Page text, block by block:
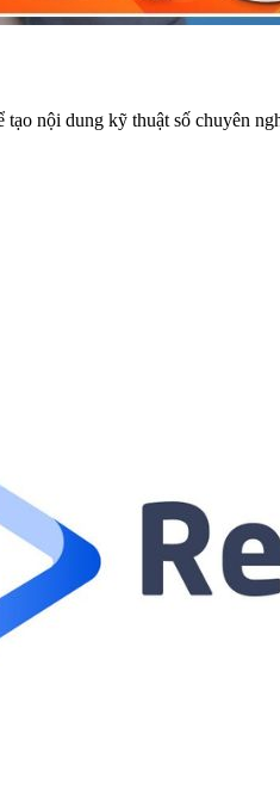
nội dung kỹ thuật số chuyên